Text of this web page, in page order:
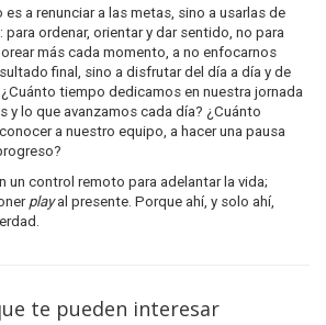
a renunciar a las metas, sino a usarlas de
ordenar, orientar y dar sentido, no para
más cada momento, a no enfocarnos
final, sino a disfrutar del día a día y de
tiempo dedicamos en nuestra jornada
y lo que avanzamos cada día? ¿Cuánto
a nuestro equipo, a hacer una pausa
un control remoto para adelantar la vida;
playal presente. Porque ahí, y solo ahí,
te pueden interesar